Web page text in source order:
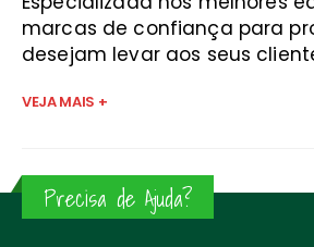
marcas de confiança para
desejam levar aos seus
VEJA MAIS +
Precisa de Ajuda?